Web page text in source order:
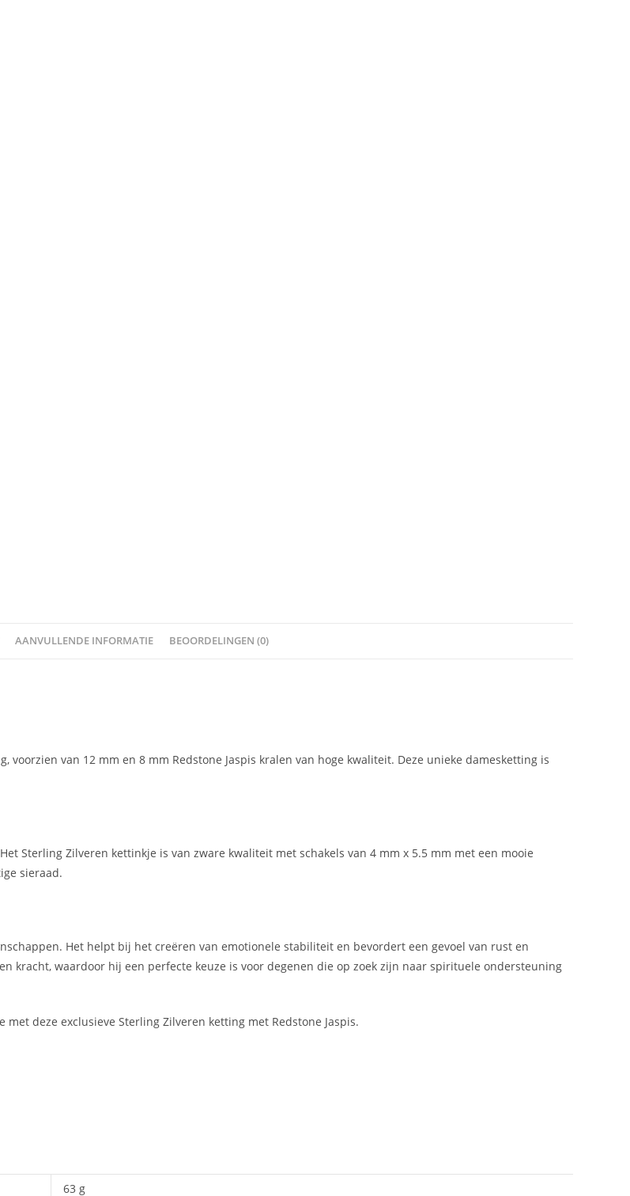
AANVULLENDE INFORMATIE BEOORDELINGEN (0)
van 12 mm en 8 mm Redstone Jaspis kralen van hoge kwaliteit. Deze unieke damesketting is
Sterling Zilveren kettinkje is van zware kwaliteit met schakels van 4 mm x 5.5 mm met een mooie
sieraad.
Het helpt bij het creëren van emotionele stabiliteit en bevordert een gevoel van rust en
kracht, waardoor hij een perfecte keuze is voor degenen die op zoek zijn naar spirituele ondersteuning
deze exclusieve Sterling Zilveren ketting met Redstone Jaspis.
63 g